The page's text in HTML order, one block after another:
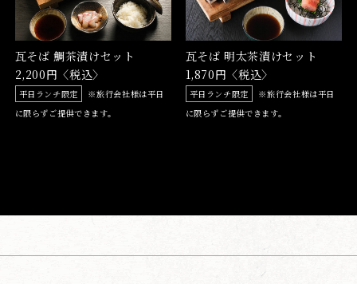
瓦そば 鯛茶漬けセット
2,200円〈税込〉
平日ランチ限定
※旅行会社様は平日
に限らずご提供できます。
瓦そば 明太茶漬けセット
1,870円〈税込〉
平日ランチ限定
※旅行会社様は平日
に限らずご提供できます。